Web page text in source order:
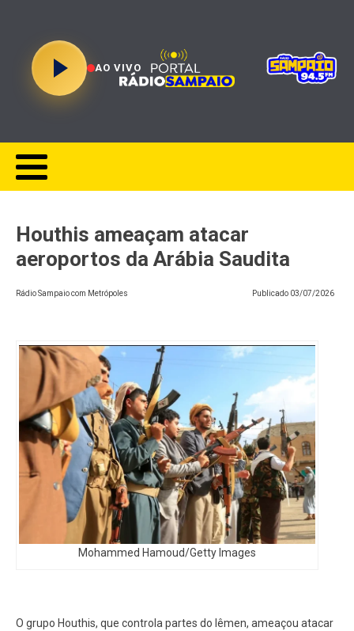
AO VIVO
Houthis ameaçam atacar
aeroportos da Arábia Saudita
Rádio Sampaio com Metrópoles Publicado 03/07/2026
Mohammed Hamoud/Getty Images
O grupo Houthis, que controla partes do Iêmen, ameaçou atacar